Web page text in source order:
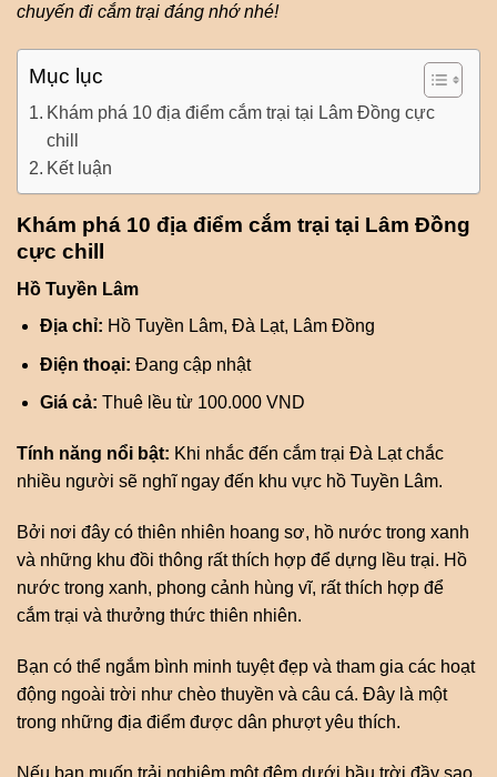
chuyến đi cắm trại đáng nhớ nhé!
Mục lục
Khám phá 10 địa điểm cắm trại tại Lâm Đồng cực
chill
Kết luận
Khám phá 10 địa điểm cắm trại tại Lâm Đồng
cực chill
Hồ Tuyền Lâm
Địa chỉ: Hồ Tuyền Lâm, Đà Lạt, Lâm Đồng
Điện thoại: Đang cập nhật
Giá cả: Thuê lều từ 100.000 VND
Tính năng nổi bật: Khi nhắc đến cắm trại Đà Lạt chắc
nhiều người sẽ nghĩ ngay đến khu vực hồ Tuyền Lâm.
Bởi nơi đây có thiên nhiên hoang sơ, hồ nước trong xanh
và những khu đồi thông rất thích hợp để dựng lều trại. Hồ
nước trong xanh, phong cảnh hùng vĩ, rất thích hợp để
cắm trại và thưởng thức thiên nhiên.
Bạn có thể ngắm bình minh tuyệt đẹp và tham gia các hoạt
động ngoài trời như chèo thuyền và câu cá. Đây là một
trong những địa điểm được dân phượt yêu thích.
Nếu bạn muốn trải nghiệm một đêm dưới bầu trời đầy sao,